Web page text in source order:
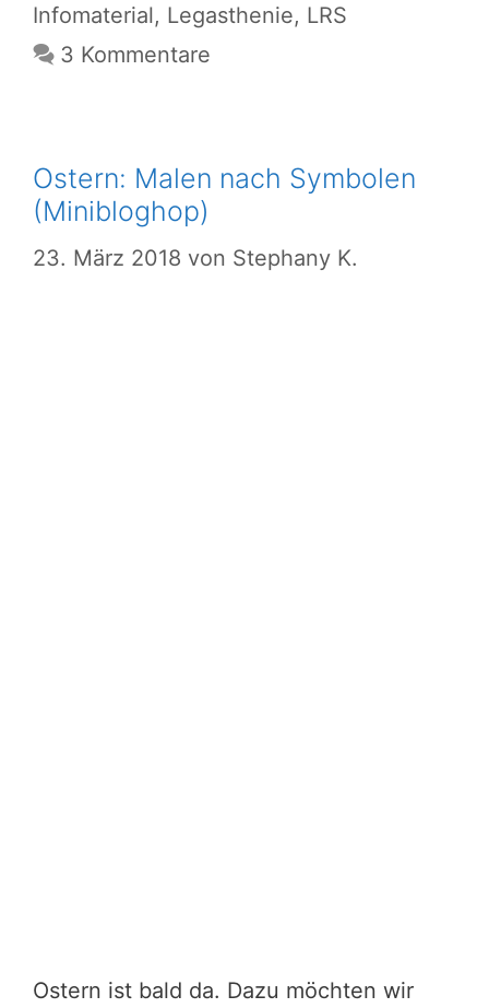
Infomaterial, Legasthenie, LRS
3 Kommentare
Ostern: Malen nach Symbolen
(Minibloghop)
23. März 2018 von Stephany K.
Ostern ist bald da. Dazu möchten wir